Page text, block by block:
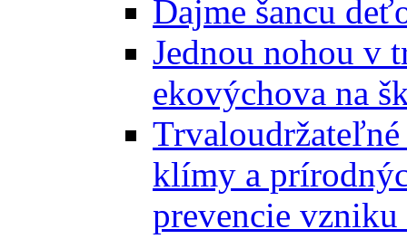
Dajme šancu
Jednou nohou v
ekovýchova na
klímy a
prevencie vzniku